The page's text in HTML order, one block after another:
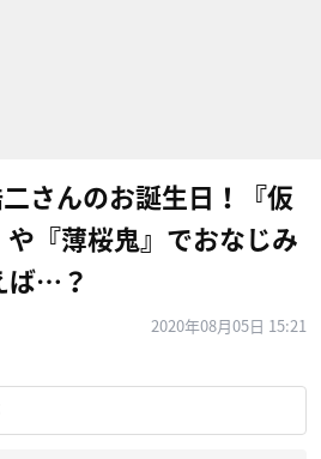
さんのお誕生日！『仮
『薄桜鬼』でおなじみ
ば…？
2020年08月05日 15:21